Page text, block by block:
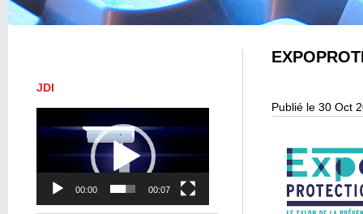
JDI
vidéo
00:00 00:07
Publié le 30 Oct